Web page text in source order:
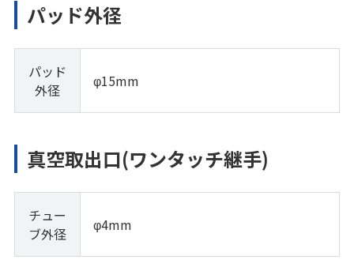
パッド外径
パッド
外径
φ15mm
真空取出口(ワンタッチ継手)
チュー
ブ外径
φ4mm